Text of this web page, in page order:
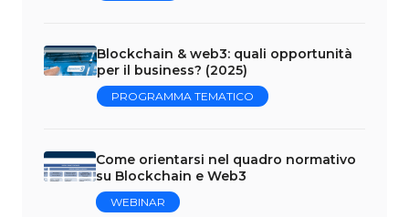
Blockchain & web3: quali opportunità
per il business? (2025)
PROGRAMMA TEMATICO
Come orientarsi nel quadro normativo
su Blockchain e Web3
WEBINAR